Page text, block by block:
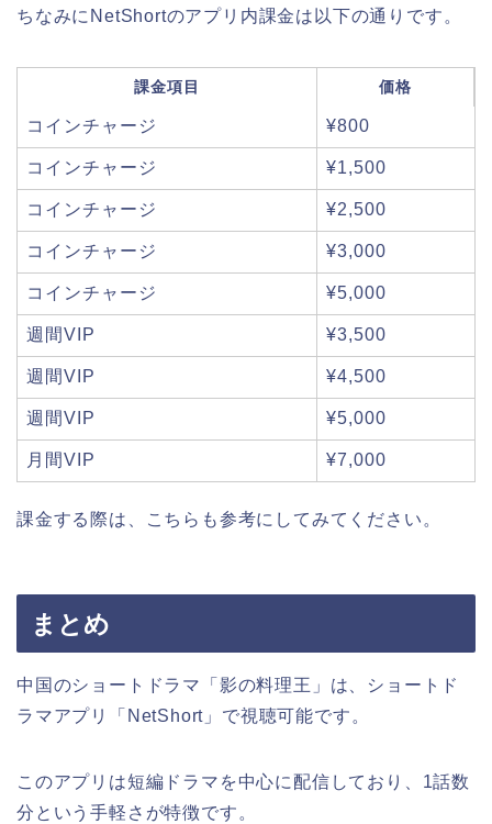
ちなみにNetShortのアプリ内課金は以下の通りです。
課金項目 価格
コインチャージ ¥800
コインチャージ ¥1,500
コインチャージ ¥2,500
コインチャージ ¥3,000
コインチャージ ¥5,000
週間VIP ¥3,500
週間VIP ¥4,500
週間VIP ¥5,000
月間VIP ¥7,000
課金する際は、こちらも参考にしてみてください。
まとめ
中国のショートドラマ「影の料理王」は、ショートド
ラマアプリ「NetShort」で視聴可能です。
このアプリは短編ドラマを中心に配信しており、1話数
分という手軽さが特徴です。